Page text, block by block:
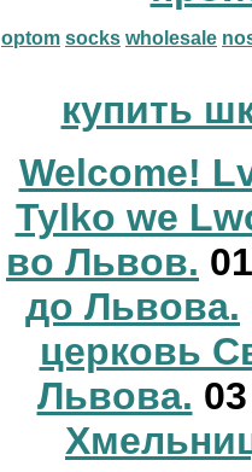
optom socks wholesale
купить
Welcome!
Tylko we
во Львов.
до Львова.
церковь
Львова.